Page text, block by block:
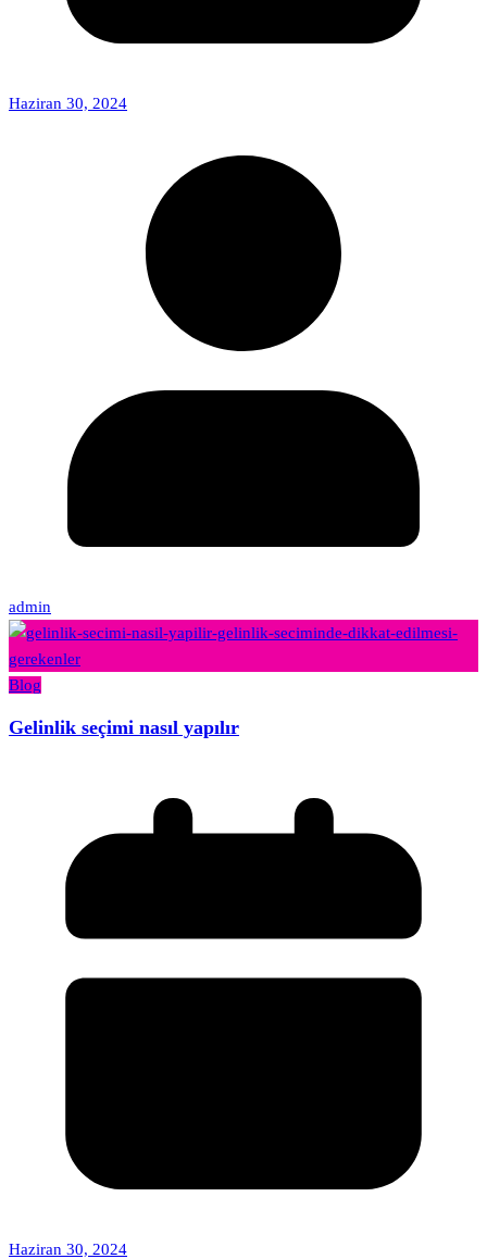
Haziran 30, 2024
admin
Blog
Gelinlik seçimi nasıl yapılır
Haziran 30, 2024